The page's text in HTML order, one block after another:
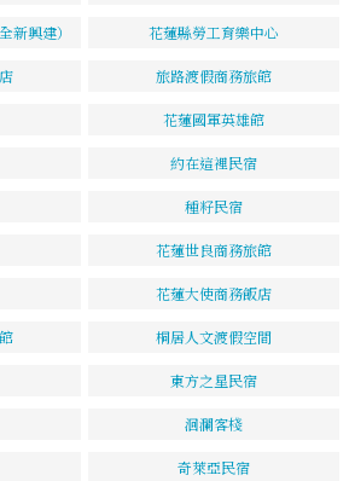
新興建） 花蓮縣勞工育樂中心
旅路渡假商務旅館
花蓮國軍英雄館
約在這裡民宿
種籽民宿
花蓮世良商務旅館
花蓮大使商務飯店
桐居人文渡假空間
東方之星民宿
洄瀾客棧
奇萊亞民宿